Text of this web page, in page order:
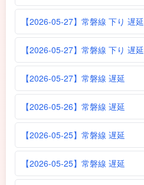
【2026-05-27】常磐線 下り 遅延
【2026-05-27】常磐線 下り 遅延
【2026-05-27】常磐線 遅延
【2026-05-26】常磐線 遅延
【2026-05-25】常磐線 遅延
【2026-05-25】常磐線 遅延